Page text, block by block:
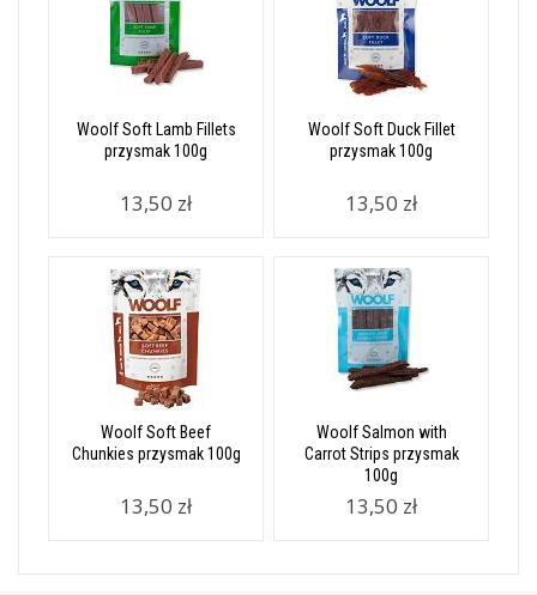
Woolf Soft Lamb Fillets
przysmak 100g
13,50 zł
Woolf Soft Duck Fillet
przysmak 100g
13,50 zł
Woolf Soft Beef
Chunkies przysmak 100g
13,50 zł
Woolf Salmon with
Carrot Strips przysmak
100g
13,50 zł